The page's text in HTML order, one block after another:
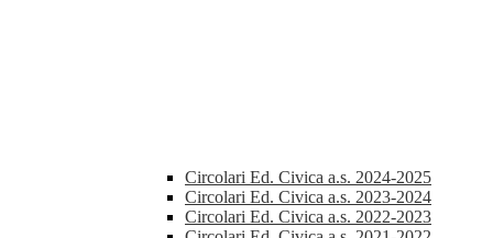
Circolari Ed. Civica a.s. 2024-2025
Circolari Ed. Civica a.s. 2023-2024
Circolari Ed. Civica a.s. 2022-2023